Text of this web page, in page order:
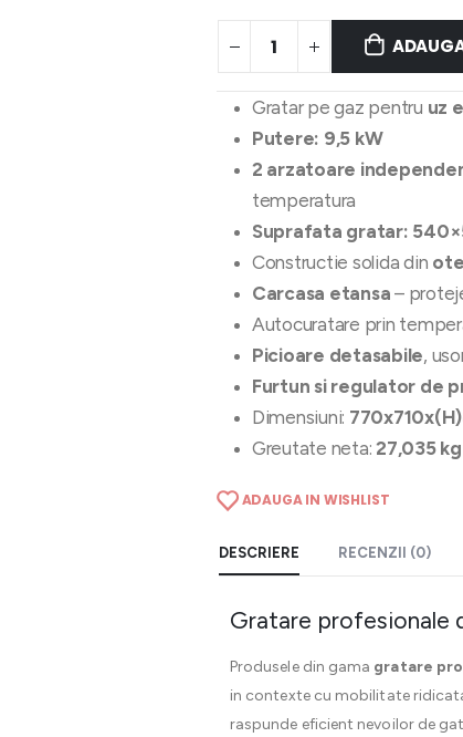
Gratar pe gaz pentru uz
Putere: 9,5 kW
2 arzatoare
temperatura
Suprafata gratar:
Constructie solida din
Carcasa etansa –
Autocuratare prin
Picioare detasabile,
Furtun si regulator de
Dimensiuni:
Greutate neta:27,035 kg
ADAUGA IN WISHLIST
DESCRIERE RECENZII (0)
Gratare profesionale
Produsele din gama gratare
in contexte cu mobilitate
raspunde eficient nevoilor de